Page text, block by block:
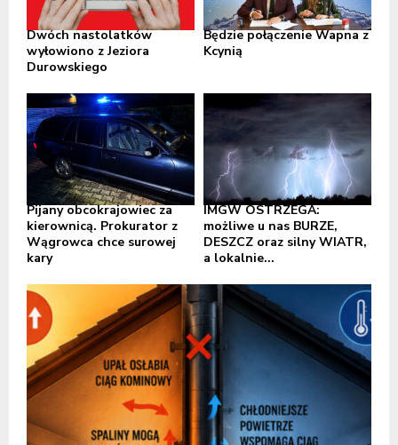
Dwóch nastolatków
wyłowiono z Jeziora
Durowskiego
Będzie połączenie Wapna z
Kcynią
Pijany obcokrajowiec za
kierownicą. Prokurator z
Wągrowca chce surowej
kary
IMGW OSTRZEGA:
możliwe u nas BURZE,
DESZCZ oraz silny WIATR,
a lokalnie...